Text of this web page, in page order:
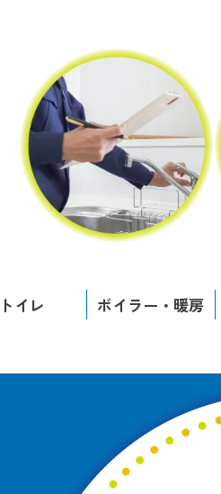
トイレ ボイラー・暖房